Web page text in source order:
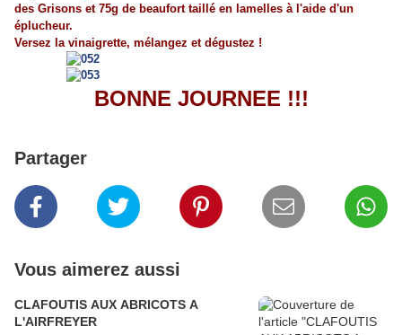
des Grisons et 75g de beaufort taillé en lamelles à l'aide d'un
éplucheur.
Versez la vinaigrette, mélangez et dégustez !
BONNE JOURNEE !!!
Partager
Vous aimerez aussi
CLAFOUTIS AUX ABRICOTS A
L'AIRFREYER